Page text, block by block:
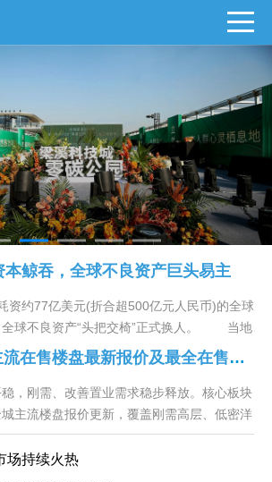
本鲸吞，全球不良资产巨头易主
约77亿美元(折合超500亿元人民币)的全球
资管重磅收购落槌，全球不良资产“头把交椅”正式换人。 当地
在售楼盘最新报价及最全在售信息
刚需、改善置业需求稳步释放。核心板块
主流楼盘报价更新，覆盖刚需高层、低密洋
房源，供购房者参考比对。
场持续火热